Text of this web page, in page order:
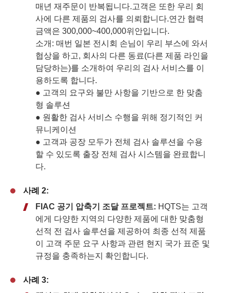
매년 재주문이 반복됩니다.고객은 또한 우리 회
사에 다른 제품의 검사를 의뢰합니다.연간 협력
금액은 300,000~400,000위안입니다.
소개: 매번 일본 전시회 손님이 우리 부스에 와서
협상을 하고, 회사의 다른 동료(다른 제품 라인을
담당하는)를 소개하여 우리의 검사 서비스를 이
용하도록 합니다.
● 고객의 요구와 불만 사항을 기반으로 한 맞춤
형 솔루션
● 원활한 검사 서비스 수행을 위해 정기적인 커
뮤니케이션
● 고객과 공장 모두가 전체 검사 솔루션을 수용
할 수 있도록 출장 전체 검사 시스템을 완료합니
다.
사례 2:
FIAC 공기 압축기 조달 프로젝트: HQTS는 고객
에게 다양한 지역의 다양한 제품에 대한 맞춤형
선적 전 검사 솔루션을 제공하여 최종 선적 제품
이 고객 주문 요구 사항과 관련 현지 국가 표준 및
규정을 충족하는지 확인합니다.
사례 3: